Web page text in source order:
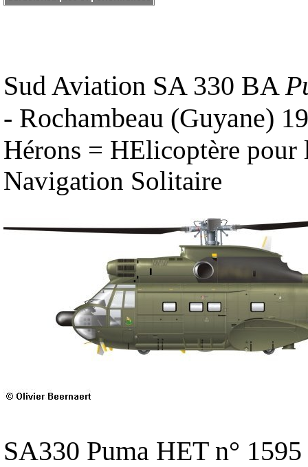
Sud Aviation SA 330 BA
- Rochambeau (Guyane)
Hérons = HElicoptère pour
Navigation Solitaire
SA330 Puma HET n°